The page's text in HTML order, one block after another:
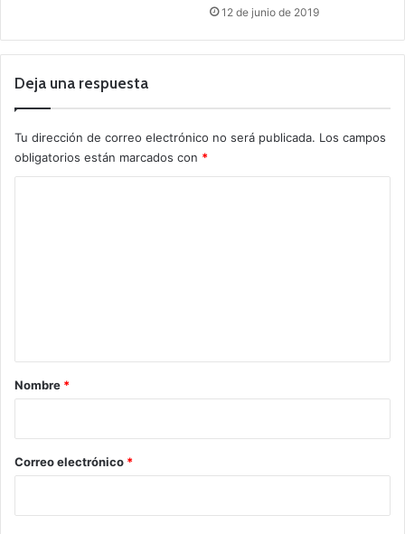
12 de junio de 2019
Deja una respuesta
Tu dirección de correo electrónico no será publicada. Los campos
obligatorios están marcados con *
r
*
Nombre *
Correo electrónico *